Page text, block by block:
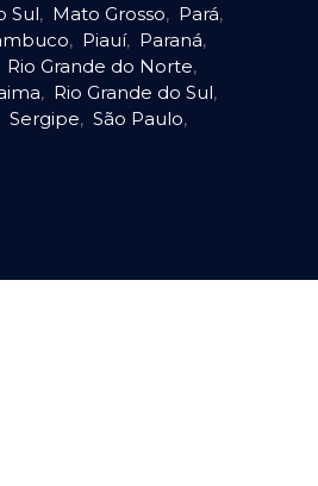
Sul, Mato Grosso, Pará,
, Piauí, Paraná,
Rio Grande do Norte,
, Rio Grande do Sul,
Sergipe, São Paulo,